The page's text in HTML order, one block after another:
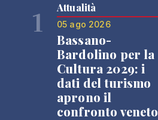
1 Attualità
05 ago 2026
Bassano-
Bardolino per la
Cultura 2029: i
dati del turismo
aprono il
confronto veneto